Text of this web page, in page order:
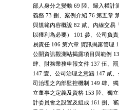
部人身分之變動 69 陸、歸入權計
義務 73 捌、案例介紹 76 第五章
與規範內容概說 82 貳、內線交易
以獲利為必要） 101 參、公司負
易責任 106 第六章 資訊揭露管理
公開資訊觀測站揭露項目與範例
肆、財務業務申報文件 137 伍、
147 壹、公司治理之意涵 147 貳
司治理之內部監控機制 149 肆、
立董事之定義及資格 153 陸、獨
計委員會之設置及組成 161 捌、